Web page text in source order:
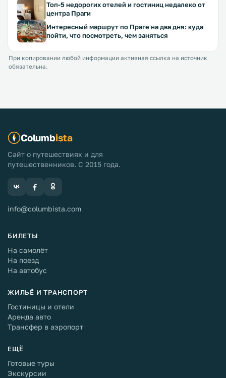
Топ-5 недорогих отелей и гостиниц недалеко от
центра Праги
Интересный маршрут по Праге на два дня: куда
пойти, что посмотреть, чем заняться
При копировании любой информации активная ссылка на источник
обязательна.
Columbista
Сайт о путешествиях и для
путешественников. С 2015 года.
info@columbista.com
БИЛЕТЫ
На самолёт
На поезд
На автобус
ЖИЛЬЁ И ТРАНСПОРТ
Гостиницы и отели
Аренда авто
Трансфер в аэропорт
ЕЩЁ
Готовые туры
Экскурсии